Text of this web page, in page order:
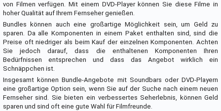
von Filmen verfügen. Mit einem DVD-Player können Sie diese Filme in
hoher Qualität auf Ihrem Fernseher genießen.
Bundles können auch eine großartige Möglichkeit sein, um Geld zu
sparen. Da alle Komponenten in einem Paket enthalten sind, sind die
Preise oft niedriger als beim Kauf der einzelnen Komponenten. Achten
Sie jedoch darauf, dass die enthaltenen Komponenten Ihren
Bedürfnissen entsprechen und dass das Angebot wirklich ein
Schnäppchen ist.
Insgesamt können Bundle-Angebote mit Soundbars oder DVD-Playern
eine großartige Option sein, wenn Sie auf der Suche nach einem neuen
Fernseher sind. Sie bieten ein verbessertes Seherlebnis, können Geld
sparen und sind oft eine gute Wahl für Filmfreunde.